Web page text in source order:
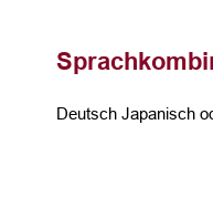
Deutsch Japanisch